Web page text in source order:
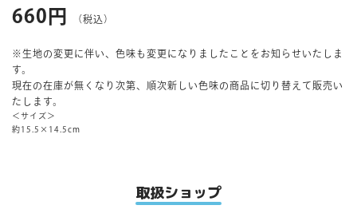
660円 （税込）
※生地の変更に伴い、色味も変更になりましたことをお知らせいたしま
す。
現在の在庫が無くなり次第、順次新しい色味の商品に切り替えて販売い
たします。
＜サイズ＞
約15.5×14.5cm
取扱ショップ